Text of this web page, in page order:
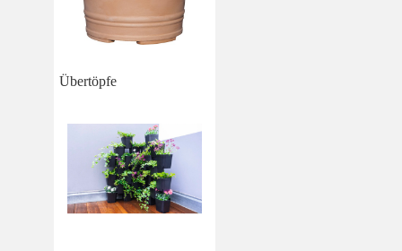
Übertöpfe